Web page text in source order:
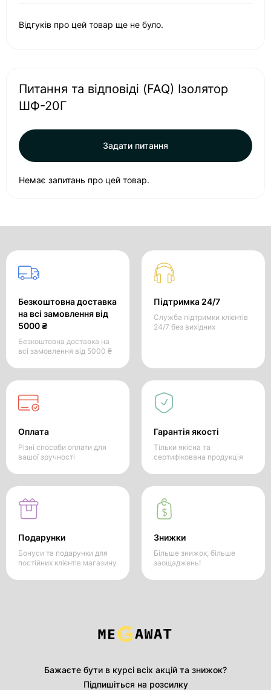
Відгуків про цей товар ще не було.
Питання та відповіді (FAQ) Ізолятор
ШФ-20Г
Задати питання
Немає запитань про цей товар.
Безкоштовна доставка
на всі замовлення від
5000 ₴
Безкоштовна доставка на
всі замовлення від 5000 ₴
Підтримка 24/7
Служба підтримки клієнтів
24/7 без вихідних
Оплата
Різні способи оплати для
вашої зручності
Гарантія якості
Тільки якісна та
сертифікована продукція
Подарунки
Бонуси та подарунки для
постійних клієнтів магазину
Знижки
Більше знижок, більше
заощаджень!
Бажаєте бути в курсі всіх акцій та знижок?
Підпишіться на розсилку